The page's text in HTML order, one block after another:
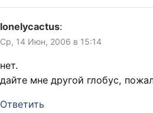
lonelycactus:
Ср, 14 Июн, 2006 в 15:14
нет.
дайте мне другой глобус,
Ответить